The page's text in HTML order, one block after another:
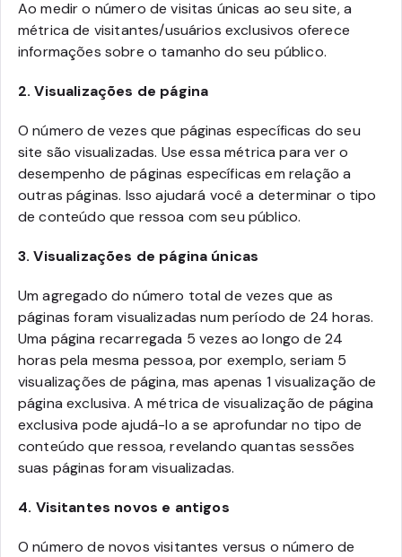
Ao medir o número de visitas únicas ao seu site, a
métrica de visitantes/usuários exclusivos oferece
informações sobre o tamanho do seu público.
2. Visualizações de página
O número de vezes que páginas específicas do seu
site são visualizadas. Use essa métrica para ver o
desempenho de páginas específicas em relação a
outras páginas. Isso ajudará você a determinar o tipo
de conteúdo que ressoa com seu público.
3. Visualizações de página únicas
Um agregado do número total de vezes que as
páginas foram visualizadas num período de 24 horas.
Uma página recarregada 5 vezes ao longo de 24
horas pela mesma pessoa, por exemplo, seriam 5
visualizações de página, mas apenas 1 visualização de
página exclusiva. A métrica de visualização de página
exclusiva pode ajudá-lo a se aprofundar no tipo de
conteúdo que ressoa, revelando quantas sessões
suas páginas foram visualizadas.
4. Visitantes novos e antigos
O número de novos visitantes versus o número de